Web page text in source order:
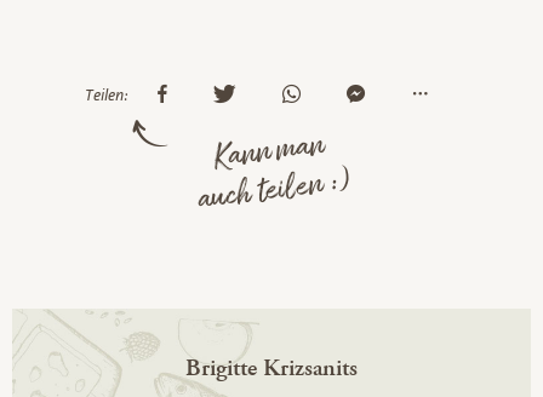
Teilen:
Kann man
auch teilen :)
Brigitte Krizsanits